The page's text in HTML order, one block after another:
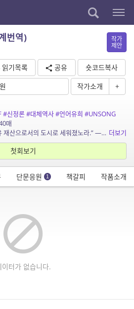
번역) 작가
제안
읽기목록 공유
숏코드복사
작가소개 +
#신정론#대체역사#언어유희 #UNSONG
매
소개: “예루살렘은 사회 공유 재산으로서의 도시로 세워졌노라.” — kingjamesprogramming.tumblr.com UNSONG은 Scott Alexander의 장편소설로서 현대... 더보기
첫회보기
단문응원 1 책갈피 작품소개
이터가 없습니다.